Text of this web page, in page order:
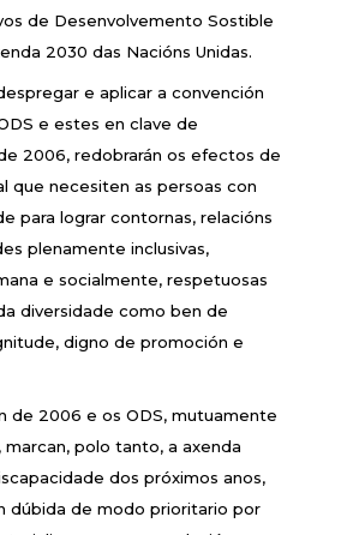
de Desenvolvemento Sostible
2030 das Nacións Unidas.
e aplicar a convención
e estes en clave de
2006, redobrarán os efectos de
que necesiten as persoas con
para lograr contornas, relacións
plenamente inclusivas,
e socialmente, respetuosas
diversidade como ben de
digno de promoción e
de 2006 e os ODS, mutuamente
marcan, polo tanto, a axenda
dos próximos anos,
dúbida de modo prioritario por